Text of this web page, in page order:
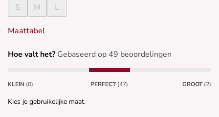
S M L
Maattabel
Hoe valt het? Gebaseerd op 49 beoordelingen
KLEIN (0) PERFECT (47) GROOT (2)
Kies je gebruikelijke maat.